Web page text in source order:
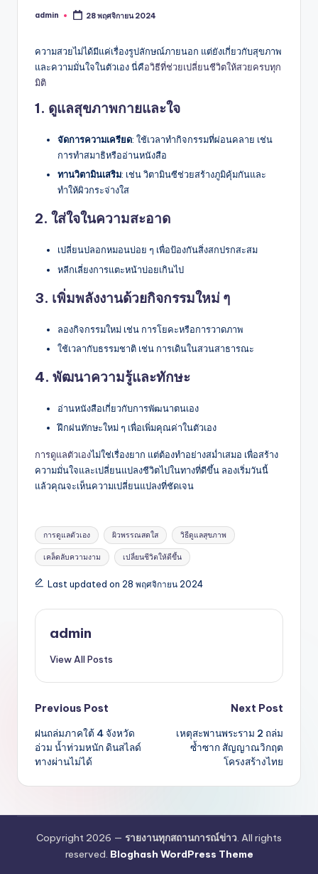
Posted
admin 28 พฤศจิกายน 2024
ความสวยไม่ได้มีแค่เรื่องรูปลักษณ์ภายนอก แต่ยังเกี่ยวกับสุขภาพ
และความมั่นใจในตัวเอง นี่คือวิธีที่ช่วยเปลี่ยนชีวิตให้สวยครบทุก
มิติ
1. ดูแลสุขภาพกายและใจ
จัดการความเครียด: ใช้เวลาทำกิจกรรมที่ผ่อนคลาย เช่น
การทำสมาธิหรืออ่านหนังสือ
ทานวิตามินเสริม: เช่น วิตามินซีช่วยสร้างภูมิคุ้มกันและ
ทำให้ผิวกระจ่างใส
2. ใส่ใจในความสะอาด
เปลี่ยนปลอกหมอนบ่อย ๆ เพื่อป้องกันสิ่งสกปรกสะสม
หลีกเลี่ยงการแตะหน้าบ่อยเกินไป
3. เพิ่มพลังงานด้วยกิจกรรมใหม่ ๆ
ลองกิจกรรมใหม่ เช่น การโยคะหรือการวาดภาพ
ใช้เวลากับธรรมชาติ เช่น การเดินในสวนสาธารณะ
4. พัฒนาความรู้และทักษะ
อ่านหนังสือเกี่ยวกับการพัฒนาตนเอง
ฝึกฝนทักษะใหม่ ๆ เพื่อเพิ่มคุณค่าในตัวเอง
การดูแลตัวเองไม่ใช่เรื่องยาก แต่ต้องทำอย่างสม่ำเสมอ เพื่อสร้าง
ความมั่นใจและเปลี่ยนแปลงชีวิตไปในทางที่ดีขึ้น ลองเริ่มวันนี้
แล้วคุณจะเห็นความเปลี่ยนแปลงที่ชัดเจน
Tags:
การดูแลตัวเอง ผิวพรรณสดใส วิธีดูแลสุขภาพ
เคล็ดลับความงาม เปลี่ยนชีวิตให้ดีขึ้น
Last updated on 28 พฤศจิกายน 2024
admin
View All Posts
Post
navigation
Previous Post
ฝนถล่มภาคใต้ 4 จังหวัด
อ่วม น้ำท่วมหนัก ดินสไลด์
ทางผ่านไม่ได้
Next Post
เหตุสะพานพระราม 2 ถล่ม
ซ้ำซาก สัญญาณวิกฤต
โครงสร้างไทย
Copyright 2026 — รายงานทุกสถานการณ์ข่าว . All rights
reserved. Bloghash WordPress Theme